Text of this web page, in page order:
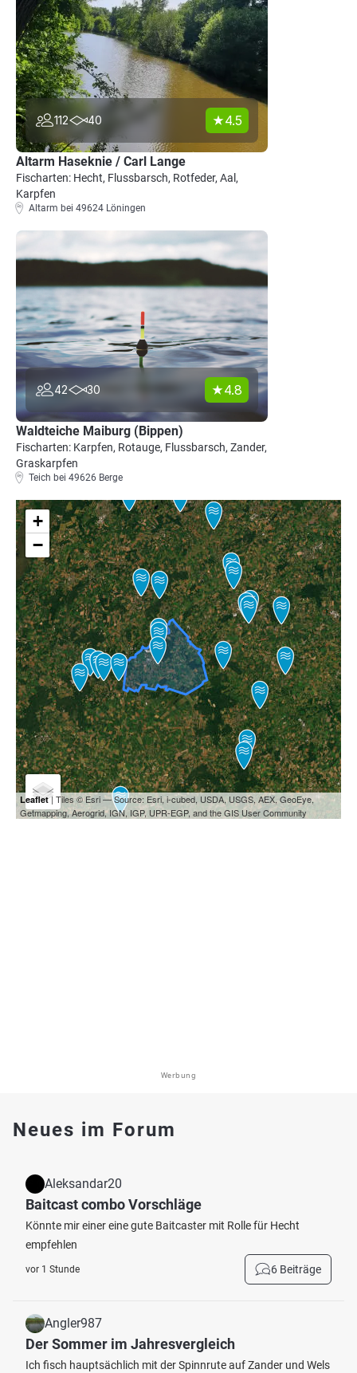
112 40 4.5
Altarm Haseknie / Carl Lange
Fischarten: Hecht, Flussbarsch, Rotfeder, Aal,
Karpfen
Altarm bei 49624 Löningen
42 30 4.8
Waldteiche Maiburg (Bippen)
Fischarten: Karpfen, Rotauge, Flussbarsch, Zander,
Graskarpfen
Teich bei 49626 Berge
+
−
Leaflet| Tiles © Esri — Source: Esri, i-cubed, USDA, USGS, AEX, GeoEye,
Getmapping, Aerogrid, IGN, IGP, UPR-EGP, and the GIS User Community
Werbung
Neues im Forum
Aleksandar20
Baitcast combo Vorschläge
Könnte mir einer eine gute Baitcaster mit Rolle für Hecht
empfehlen
vor 1 Stunde 6 Beiträge
Angler987
Der Sommer im Jahresvergleich
Ich fisch hauptsächlich mit der Spinnrute auf Zander und Wels